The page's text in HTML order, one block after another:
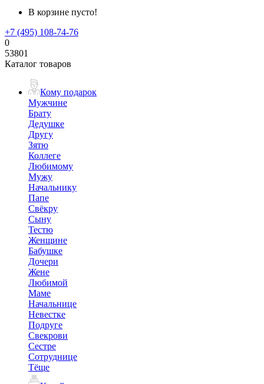
В корзине пусто!
+7 (495) 108-74-76
0
53801
Каталог товаров
Кому подарок
Мужчине
Брату
Дедушке
Другу
Зятю
Коллеге
Любимому
Мужу
Начальнику
Папе
Свёкру
Сыну
Тестю
Женщине
Бабушке
Дочери
Жене
Любимой
Маме
Начальнице
Невестке
Подруге
Свекрови
Сестре
Сотруднице
Тёще